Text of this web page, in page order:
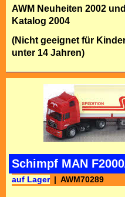
AWM Neuheiten 2002 und
Katalog 2004
(Nicht geeignet für
unter 14 Jahren)
Schimpf MAN
auf Lager AWM70289